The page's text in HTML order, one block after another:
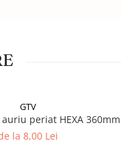
GTV
periat HEXA 360mm
la 8,00 Lei